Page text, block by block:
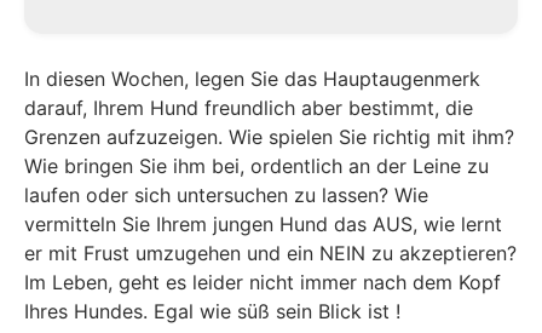
In diesen Wochen, legen Sie das Hauptaugenmerk
darauf, Ihrem Hund freundlich aber bestimmt, die
Grenzen aufzuzeigen. Wie spielen Sie richtig mit ihm?
Wie bringen Sie ihm bei, ordentlich an der Leine zu
laufen oder sich untersuchen zu lassen? Wie
vermitteln Sie Ihrem jungen Hund das AUS, wie lernt
er mit Frust umzugehen und ein NEIN zu akzeptieren?
Im Leben, geht es leider nicht immer nach dem Kopf
Ihres Hundes. Egal wie süß sein Blick ist !